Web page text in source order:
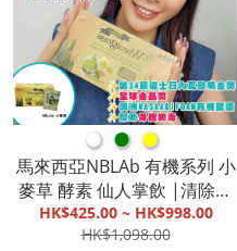
●●●
馬來西亞NBLAb 有機系列 小
麥草 酵素 仙人掌飲 |清除食
物中的有害物質|有機植物酵
素|降血脂、降血糖|抑制癌
HK$425.00 ~ HK$998.00
HK$1,098.00